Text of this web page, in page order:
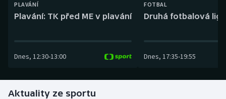
Boby a skeleton
Curling
Dostihy
AZ kvíz
PLAVÁNÍ
Plavání: TK před ME v plavání
Dnes, 12:30-13:00
FOTBAL
Druhá fotbalová
Dnes, 17:35-19:55
Aktuality ze sportu